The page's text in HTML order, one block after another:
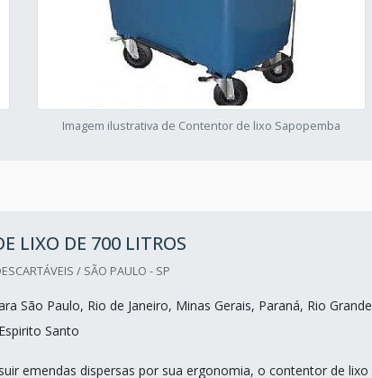
Imagem ilustrativa de Contentor de lixo Sapopemba
LIXO DE 700 LITROS
/ SÃO PAULO - SP
São Paulo, Rio de Janeiro, Minas Gerais, Paraná, Rio Grande
Santo
emendas dispersas por sua ergonomia, o contentor de lixo